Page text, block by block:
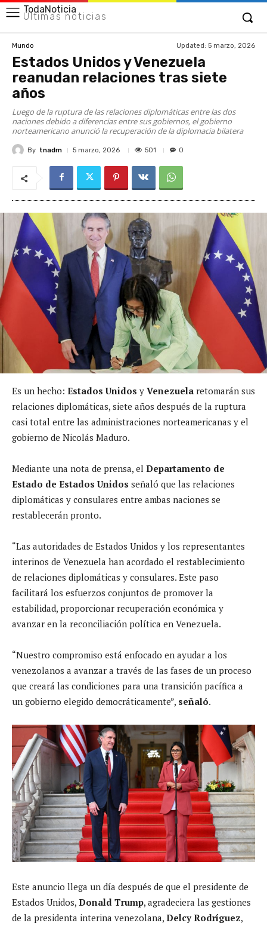
TodaNoticia
Últimas noticias
Mundo Updated: 5 marzo, 2026
Estados Unidos y Venezuela
reanudan relaciones tras siete
años
Luego de la ruptura de las relaciones diplomáticas entre las dos
naciones debido a diferencias entre sus gobiernos, el gobierno
norteamericano anunció la recuperación de la diplomacia bilatera
By tnadm 5 marzo, 2026 501 0
Es un hecho: Estados Unidos y Venezuela retomarán sus
relaciones diplomáticas, siete años después de la ruptura
casi total entre las administraciones norteamericanas y el
gobierno de Nicolás Maduro.
Mediante una nota de prensa, el Departamento de
Estado de Estados Unidos señaló que las relaciones
diplomáticas y consulares entre ambas naciones se
restablecerán pronto.
“Las autoridades de Estados Unidos y los representantes
interinos de Venezuela han acordado el restablecimiento
de relaciones diplomáticas y consulares. Este paso
facilitará los esfuerzos conjuntos de promover la
estabilidad, proporcionar recuperación económica y
avanzar en la reconciliación política en Venezuela.
“Nuestro compromiso está enfocado en ayudar a los
venezolanos a avanzar a través de las fases de un proceso
que creará las condiciones para una transición pacífica a
un gobierno elegido democráticamente”, señaló.
Este anuncio llega un día después de que el presidente de
Estados Unidos, Donald Trump, agradeciera las gestiones
de la presidenta interina venezolana, Delcy Rodríguez,